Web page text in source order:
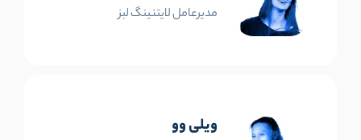
مدیرعامل لایتنینگ لبز
ویلی وو